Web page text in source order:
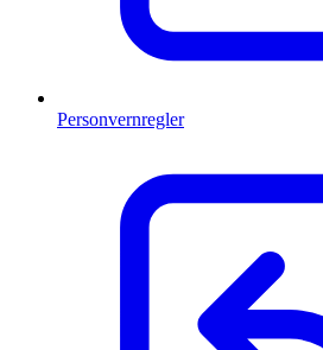
Personvernregler